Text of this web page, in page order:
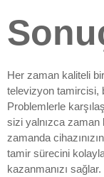
Her zaman kaliteli
televizyon tamircisi,
Problemlerle
sizi yalnızca zaman
zamanda
tamir sürecini
kazanmanızı